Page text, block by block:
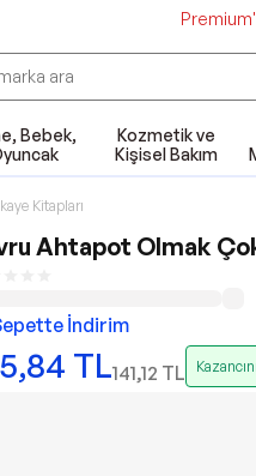
Bebek,
Kozmetik ve
Kişisel Bakım
Kitapları
Ahtapot Olmak
İndirim
TL141,12 TL